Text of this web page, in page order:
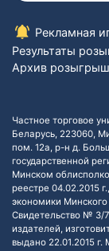
Рекламная
Результаты
Архив
Частное торговое
Беларусь, 223060,
пом. 12а, р-н д.
государственной
Минском
реестре 04.02.2015
экономики
Свидетельство № 3/
издателей,
выдано 22.01.2015